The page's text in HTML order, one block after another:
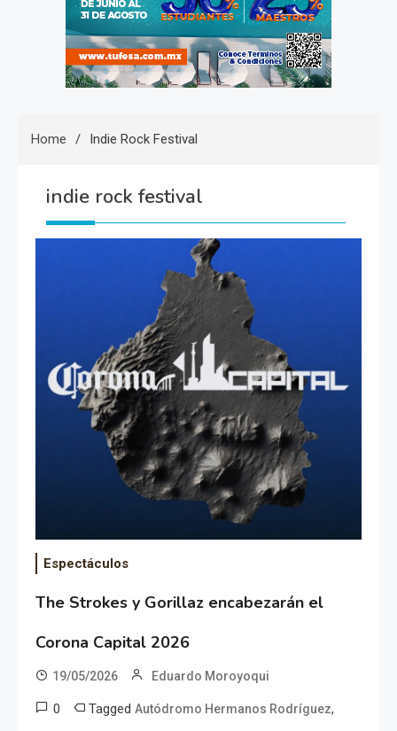
Home Indie Rock Festival
indie rock festival
Espectáculos
The Strokes y Gorillaz encabezarán el
Corona Capital 2026
19/05/2026 Eduardo Moroyoqui
0 Tagged Autódromo Hermanos Rodríguez,